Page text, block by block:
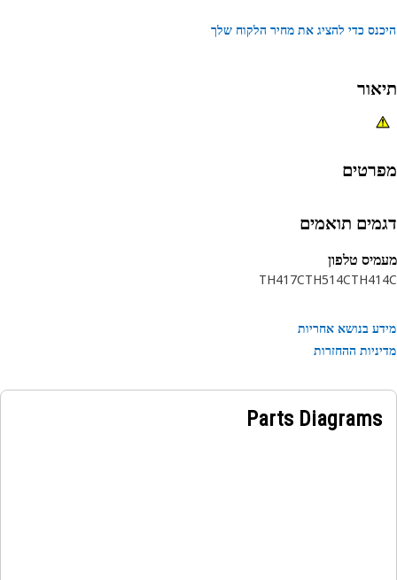
כדי להציג את מחיר הלקוח שלך
תואמים
טלפון
TH514C
TH417C
בנושא אחריות
ההחזרות
Parts Diagrams